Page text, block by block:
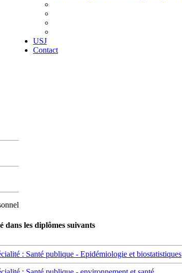
USJ
Contact
dans les diplômes suivants
: Santé publique - Epidémiologie et biostatistiques